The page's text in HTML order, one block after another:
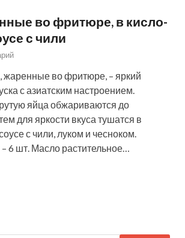
во фритюре, в кисло-
с чили
во фритюре, – яркий
с азиатским настроением.
яйца обжариваются до
для яркости вкуса тушатся в
с чили, луком и чесноком.
6 шт. Масло растительное…